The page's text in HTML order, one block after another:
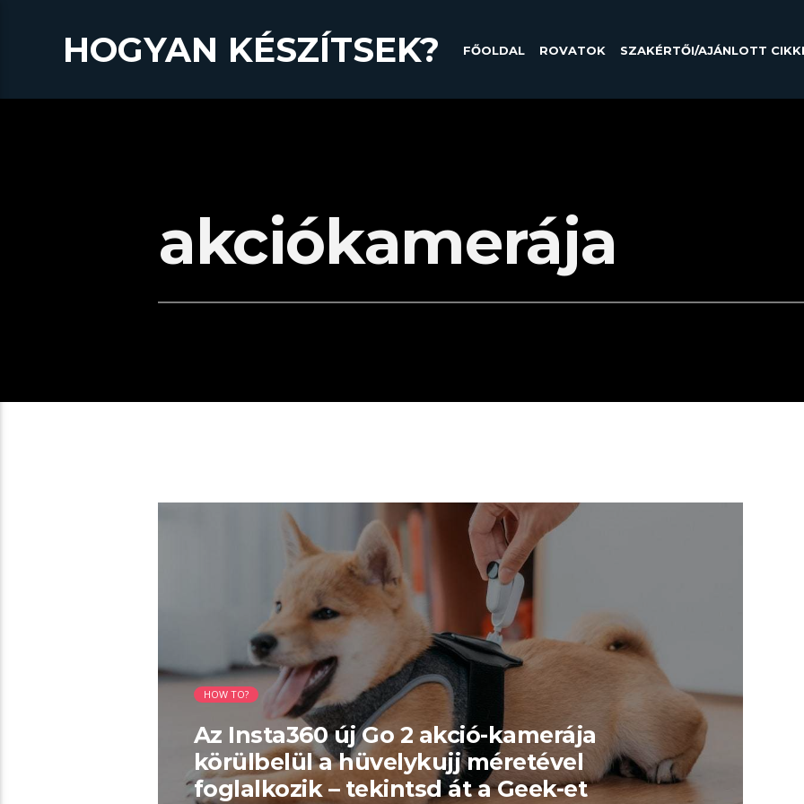
HOGYAN KÉSZÍTSEK? FŐOLDAL ROVATOK SZAKÉRTŐI/AJÁNLOTT
akciókamerája
02:39 READ TIME
HOW TO?
Az Insta360 új Go 2 akció-kamerája
körülbelül a hüvelykujj méretével
foglalkozik – tekintsd át a Geek-et